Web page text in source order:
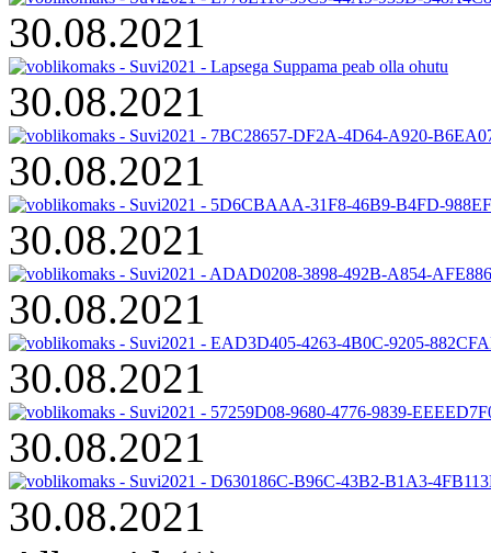
30.08.2021
30.08.2021
30.08.2021
30.08.2021
30.08.2021
30.08.2021
30.08.2021
30.08.2021